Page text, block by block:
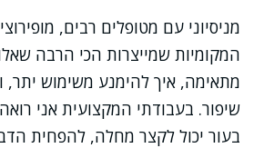
מניסיוני עם מטופלים רבים,
המקומיות שמייצרות הכי הרבה
מתאימה, איך להימנע משימוש יתר,
שיפור. בעבודתי המקצועית אני
בעור יכול לקצר מחלה, להפחית